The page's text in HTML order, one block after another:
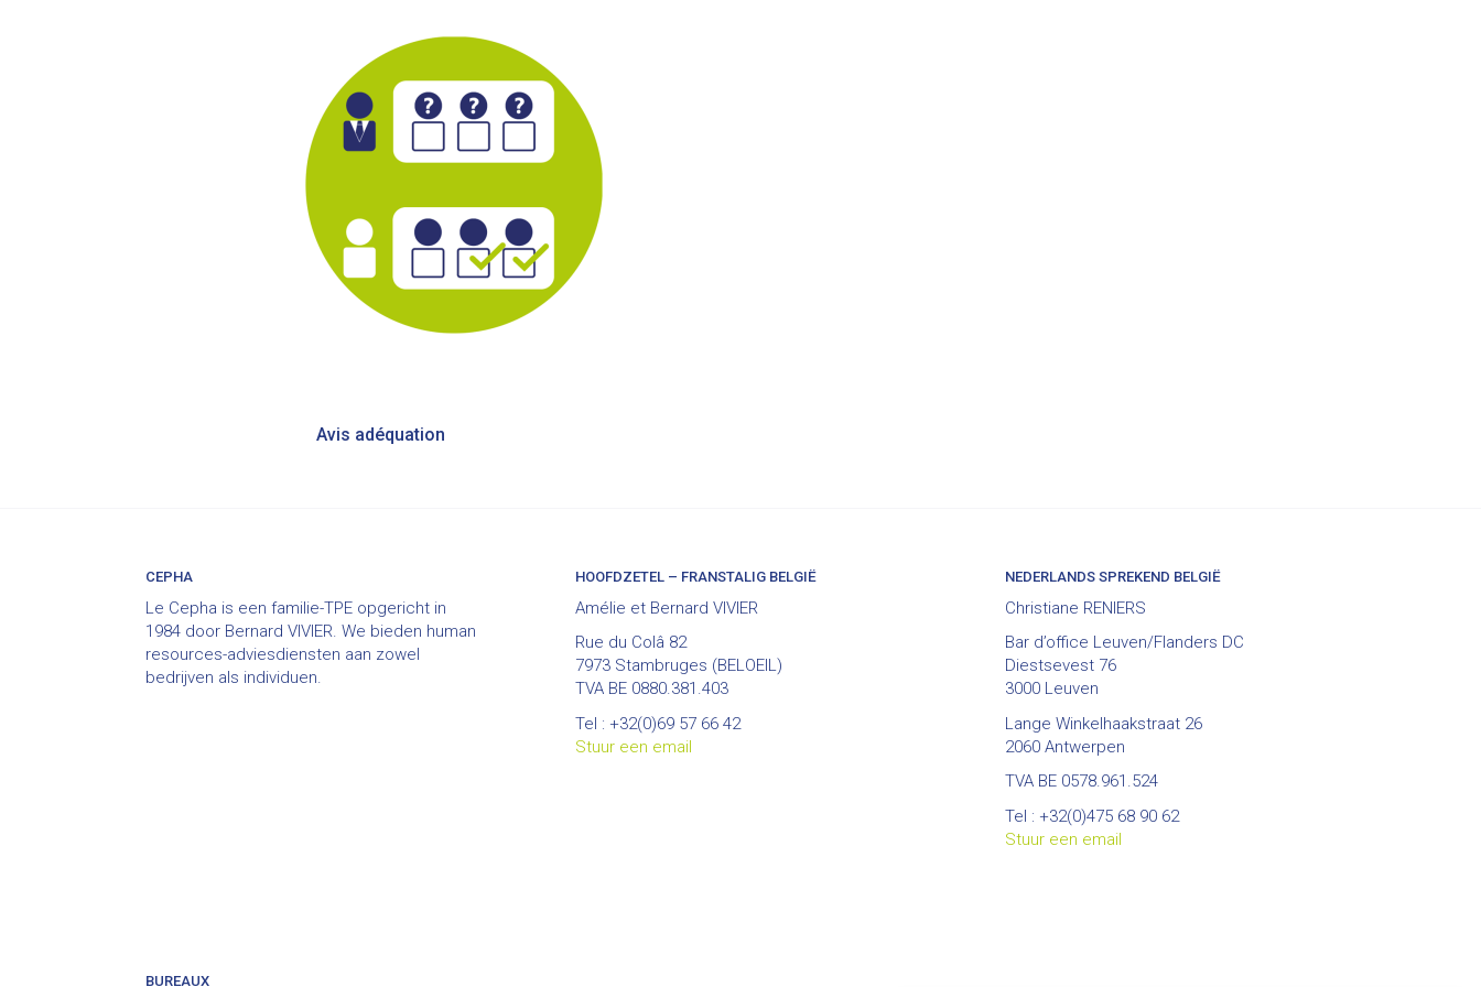
Bericht
Avis adéquation
CEPHA
Le Cepha is een familie-TPE opgericht in
1984 door Bernard VIVIER. We bieden human
resources-adviesdiensten aan zowel
bedrijven als individuen.
HOOFDZETEL – FRANSTALIG BELGIË
Amélie et Bernard VIVIER
Rue du Colâ 82
7973 Stambruges (BELOEIL)
TVA BE 0880.381.403
Tel : +32(0)69 57 66 42
Stuur een email
NEDERLANDS SPREKEND BELGIË
Christiane RENIERS
Bar d’office Leuven/Flanders DC
Diestsevest 76
3000 Leuven
Lange Winkelhaakstraat 26
2060 Antwerpen
TVA BE 0578.961.524
Tel : +32(0)475 68 90 62
Stuur een email
BUREAUX